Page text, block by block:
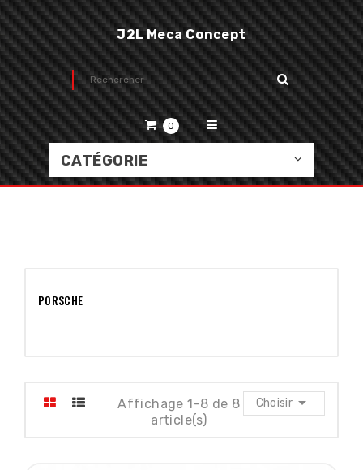
J2L Meca Concept
0
CATÉGORIE
PORSCHE
Choisir 
Affichage 1-8 de 8
article(s)